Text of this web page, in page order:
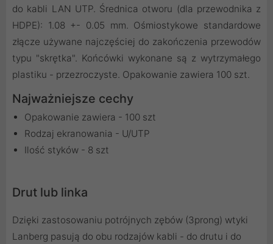
do kabli LAN UTP. Średnica otworu (dla przewodnika z
HDPE): 1.08 +- 0.05 mm. Ośmiostykowe standardowe
złącze używane najczęściej do zakończenia przewodów
typu "skrętka". Końcówki wykonane są z wytrzymałego
plastiku - przezroczyste. Opakowanie zawiera 100 szt.
Najważniejsze cechy
Opakowanie zawiera - 100 szt
Rodzaj ekranowania - U/UTP
Ilość styków - 8 szt
Drut lub linka
Dzięki zastosowaniu potrójnych zębów (3prong) wtyki
Lanberg pasują do obu rodzajów kabli - do drutu i do